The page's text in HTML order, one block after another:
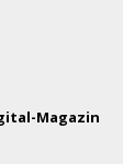
Magazin